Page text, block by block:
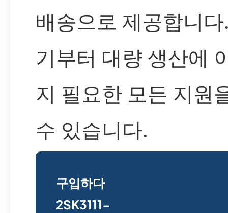
배송으로 제공합니
기부터 대량 생산에
지 필요한 모든 지원
수 있습니다.
구입하다
2SK3111-